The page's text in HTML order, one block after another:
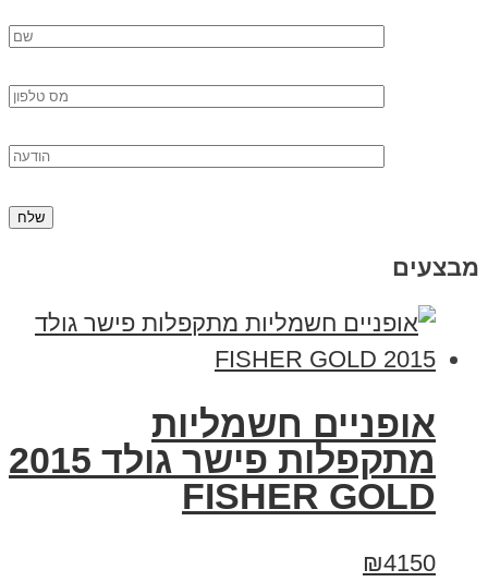
אופניים חשמליות
מתקפלות פישר גולד 2015
FISHER GOLD
₪4150